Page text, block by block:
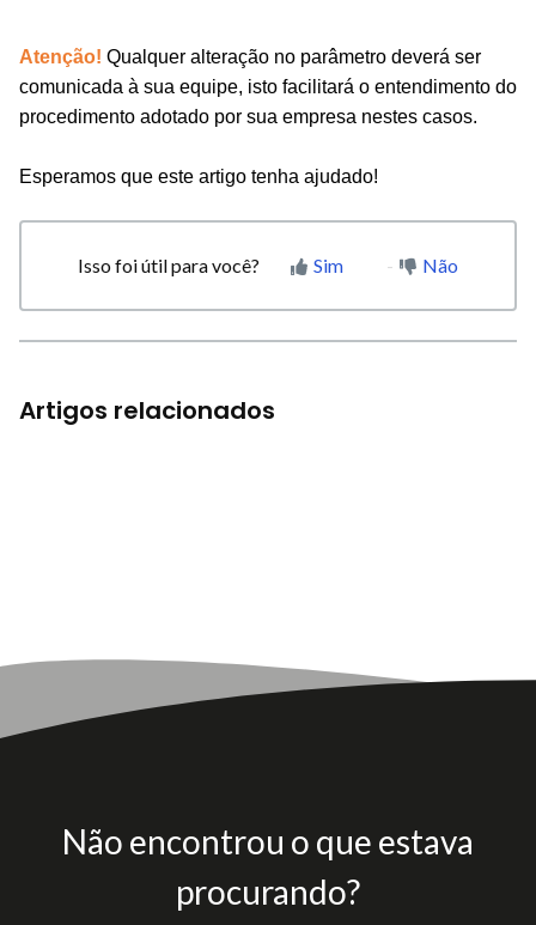
Atenção! Qualquer alteração no parâmetro deverá ser
comunicada à sua equipe, isto facilitará o entendimento do
procedimento adotado por sua empresa nestes casos.
Esperamos que este artigo tenha ajudado!
Isso foi útil para você? Sim Não
Artigos relacionados
Não encontrou o que estava
procurando?